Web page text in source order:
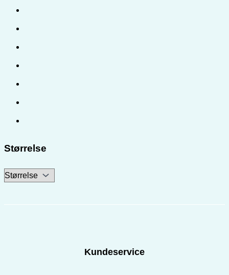
Størrelse
Kundeservice